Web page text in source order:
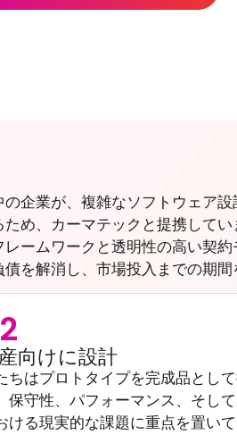
の企業が、複雑なソフトウェア
ため、カーマテックと提携して
レームワークと透明性の高い契
債を解消し、市場投入までの期
向けに設計
ちはプロトタイプを完成品とし
保守性、パフォーマンス、そし
ける現実的な課題に重点を置い